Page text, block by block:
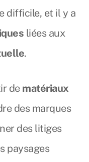
difficile, et il y a
liées aux
.
de matériaux
des marques
des litiges
paysages